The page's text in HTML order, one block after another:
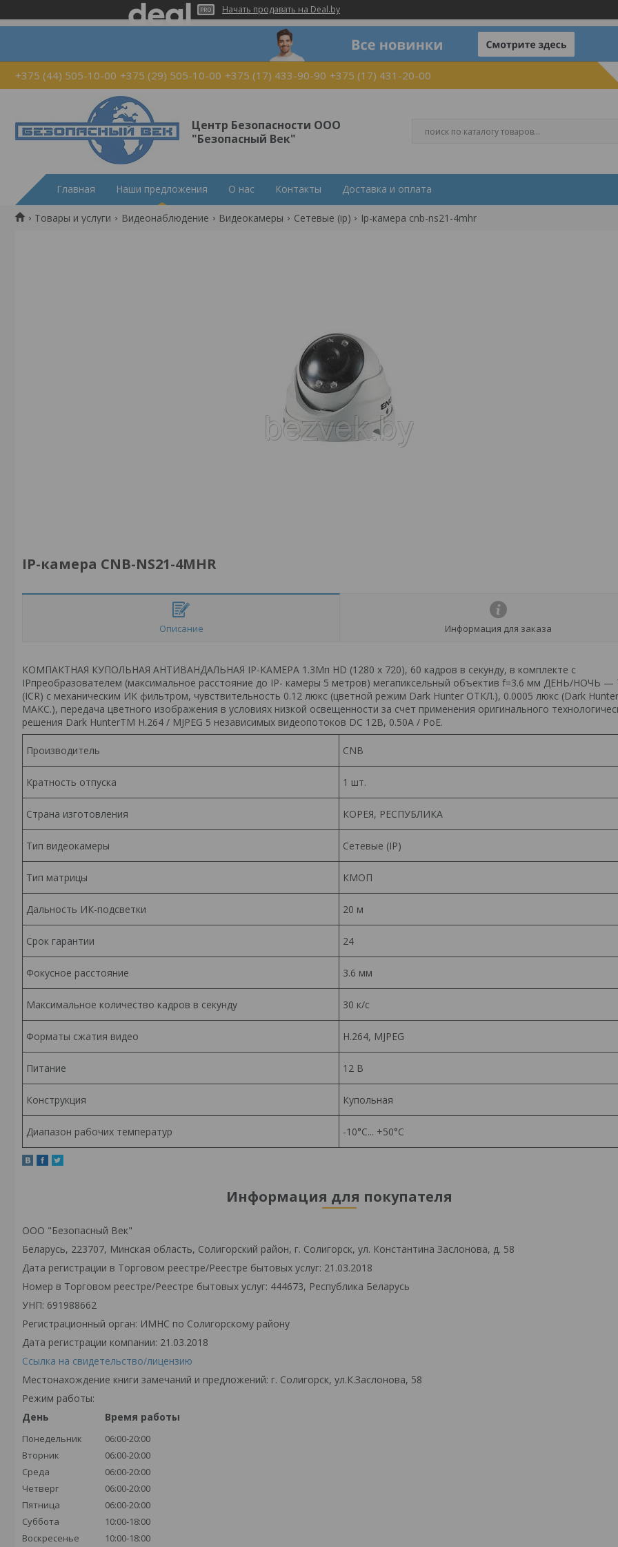
Начать продавать на Deal.by
+375 (44) 505-10-00 +375 (29) 505-10-00 +375 (17) 433-90-90 +375 (17) 431-20-00
Центр Безопасности ООО
"Безопасный Век"
Главная Наши предложения О нас Контакты Доставка и оплата
Товары и услуги Видеонаблюдение Видеокамеры Сетевые (ip) Ip-камера cnb-ns21-4mhr
IP-камера CNB-NS21-4MHR
Описание Информация для заказа
КОМПАКТНАЯ КУПОЛЬНАЯ АНТИВАНДАЛЬНАЯ IP-КАМЕРА 1.3Мп HD (1280 x 720), 60 кадров в секунду, в комплекте с
IPпреобразователем (максимальное расстояние до IP- камеры 5 метров) мегапиксельный объектив f=3.6 мм ДЕНЬ/НОЧЬ —
(ICR) с механическим ИК фильтром, чувствительность 0.12 люкс (цветной режим Dark Hunter ОТКЛ.), 0.0005 люкс (Dark Hunter
МАКС.), передача цветного изображения в условиях низкой освещенности за счет применения оригинального
решения Dark HunterTM H.264 / MJPEG 5 независимых видеопотоков DC 12B, 0.50A / PoE.
Производитель CNB
Кратность отпуска 1 шт.
Страна изготовления КОРЕЯ, РЕСПУБЛИКА
Тип видеокамеры Сетевые (IP)
Тип матрицы КМОП
Дальность ИК-подсветки 20 м
Срок гарантии 24
Фокусное расстояние 3.6 мм
Максимальное количество кадров в секунду 30 к/с
Форматы сжатия видео H.264, MJPEG
Питание 12 B
Конструкция Купольная
Диапазон рабочих температур -10°C... +50°C
Информация для покупателя
ООО "Безопасный Век"
Беларусь, 223707, Минская область, Солигорский район, г. Солигорск, ул. Константина Заслонова, д. 58
Дата регистрации в Торговом реестре/Реестре бытовых услуг: 21.03.2018
Номер в Торговом реестре/Реестре бытовых услуг: 444673, Республика Беларусь
УНП: 691988662
Регистрационный орган: ИМНС по Солигорскому району
Дата регистрации компании: 21.03.2018
Ссылка на свидетельство/лицензию
Местонахождение книги замечаний и предложений: г. Солигорск, ул.К.Заслонова, 58
Режим работы:
День
Время работы
Понедельник
06:00-20:00
Вторник
06:00-20:00
Среда
06:00-20:00
Четверг
06:00-20:00
Пятница
06:00-20:00
Суббота
10:00-18:00
Воскресенье
10:00-18:00